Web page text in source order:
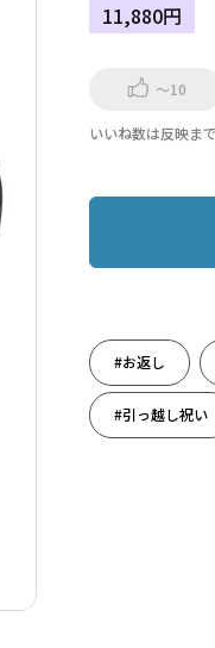
11,880円
～10
いいね数は反映ま
#お返し
#引っ越し祝い